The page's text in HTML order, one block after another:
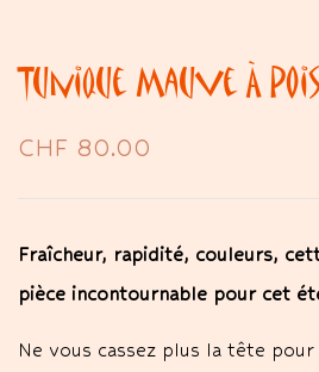
Tunique Mauve À
CHF 80.00
Fraîcheur, rapidité, couleurs,
pièce incontournable pour cet
Ne vous cassez plus la tête